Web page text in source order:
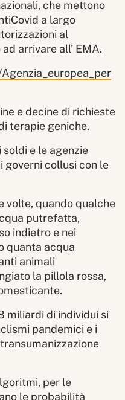
che mettono
a largo
al
arrivare all’ EMA.
e decine di richieste
terapie geniche.
e le agenzie
governi collusi con le
volte, quando qualche
putrefatta,
indietro e nei
quanta acqua
animali
la pillola rossa,
miliardi di individui si
pandemici e i
per le
le probabilità